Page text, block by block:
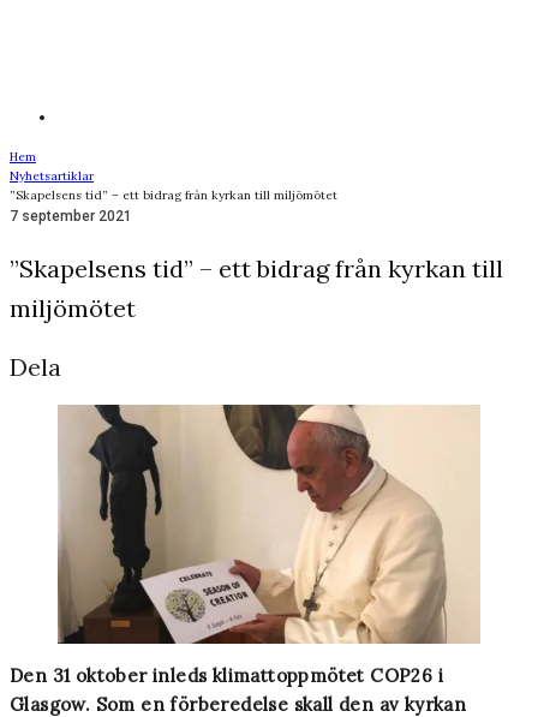
Hem
Nyhetsartiklar
”Skapelsens tid” – ett bidrag från kyrkan till miljömötet
7 september 2021
”Skapelsens tid” – ett bidrag från kyrkan till
miljömötet
Dela
Den 31 oktober inleds klimattoppmötet COP26 i
Glasgow. Som en förberedelse skall den av kyrkan